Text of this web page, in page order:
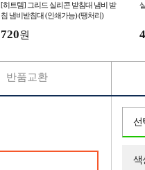
[히트템] 그리드 실리콘 받침대 냄비 받
침 냄비받침대 (인쇄가능) (땡처리)
720원
반품교환
선
색